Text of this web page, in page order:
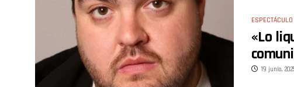
ESPECTÁCULO
«Lo
19 junio,